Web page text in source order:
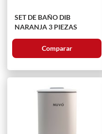
SET DE BAÑO DIB
NARANJA 3 PIEZAS
Comparar